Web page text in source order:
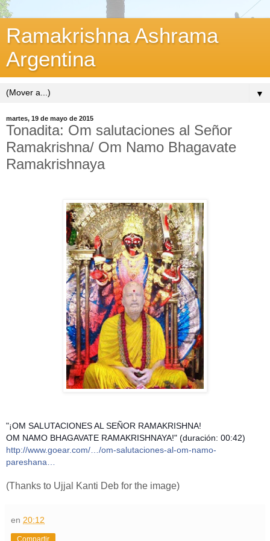
Ramakrishna Ashrama
Argentina
▼
martes, 19 de mayo de 2015
Tonadita: Om salutaciones al Señor
Ramakrishna/ Om Namo Bhagavate
Ramakrishnaya
"¡OM SALUTACIONES AL SEÑOR RAMAKRISHNA!
OM NAMO BHAGAVATE RAMAKRISHNAYA!" (duración: 00:42)
http://www.goear.com/…/om-salutaciones-al-om-namo-
pareshana…
(Thanks to Ujjal Kanti Deb for the image)
en 20:12
Compartir